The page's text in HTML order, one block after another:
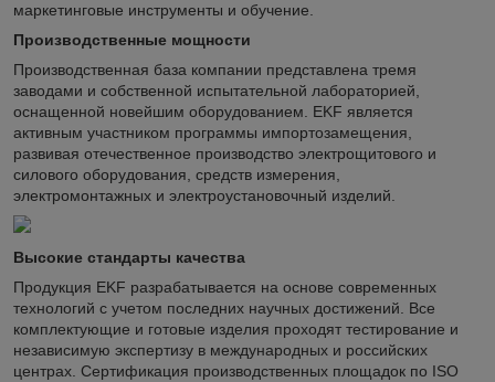
маркетинговые инструменты и обучение.
Производственные мощности
Производственная база компании представлена тремя
заводами и собственной испытательной лабораторией,
оснащенной новейшим оборудованием. EKF является
активным участником программы импортозамещения,
развивая отечественное производство электрощитового и
силового оборудования, средств измерения,
электромонтажных и электроустановочный изделий.
Высокие стандарты качества
Продукция EKF разрабатывается на основе современных
технологий с учетом последних научных достижений. Все
комплектующие и готовые изделия проходят тестирование и
независимую экспертизу в международных и российских
центрах. Сертификация производственных площадок по ISO